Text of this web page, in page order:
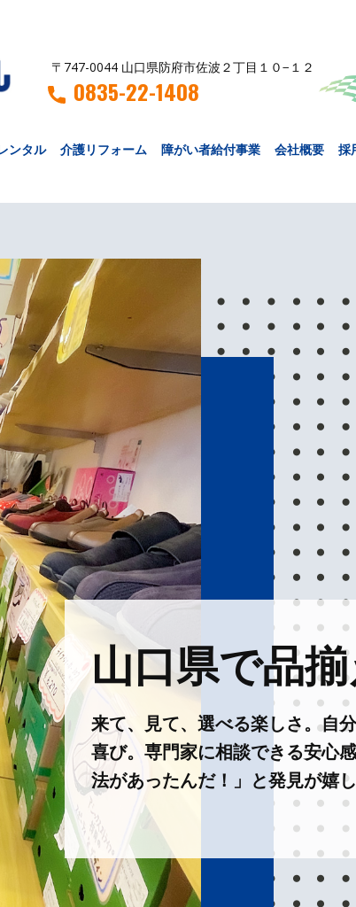
〒747-0044 山口県防府市佐波２丁目１０−１２
0835-22-1408
ンタル 介護リフォーム 障がい者給付事業 会社概要 採
山口県で品揃
来て、見て、選べる楽しさ。自
喜び。専門家に相談できる安心
法があったんだ！」と発見が嬉